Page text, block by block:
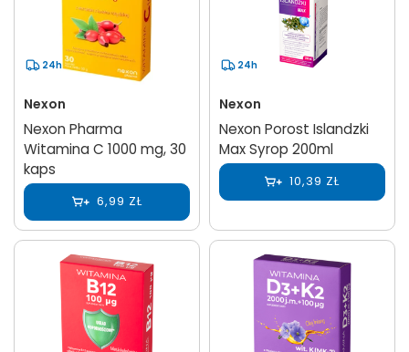
24h
Nexon
Nexon Pharma
Witamina C 1000 mg, 30
kaps
6,99 ZŁ
24h
Nexon
Nexon Porost Islandzki
Max Syrop 200ml
10,39 ZŁ